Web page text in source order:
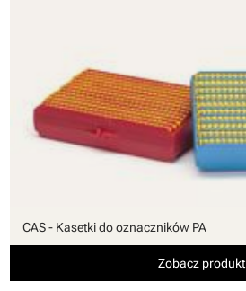
CAS - Kasetki do oznaczników PA
Zobacz produkt